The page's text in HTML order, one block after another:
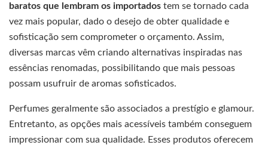
baratos que lembram os importados tem se tornado cada
vez mais popular, dado o desejo de obter qualidade e
sofisticação sem comprometer o orçamento. Assim,
diversas marcas vêm criando alternativas inspiradas nas
essências renomadas, possibilitando que mais pessoas
possam usufruir de aromas sofisticados.
Perfumes geralmente são associados a prestígio e glamour.
Entretanto, as opções mais acessíveis também conseguem
impressionar com sua qualidade. Esses produtos oferecem